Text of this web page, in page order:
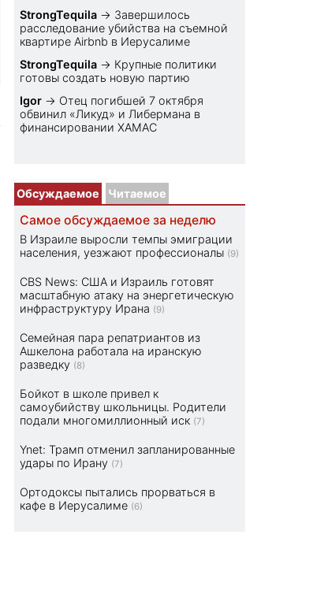
StrongTequila → Завершилось
расследование убийства на съемной
квартире Airbnb в Иерусалиме
StrongTequila → Крупные политики
готовы создать новую партию
Igor → Отец погибшей 7 октября
обвинил «Ликуд» и Либермана в
финансировании ХАМАС
Обсуждаемое Читаемое
Самое обсуждаемое за неделю
В Израиле выросли темпы эмиграции
населения, уезжают профессионалы (9)
CBS News: США и Израиль готовят
масштабную атаку на энергетическую
инфраструктуру Ирана (9)
Семейная пара репатриантов из
Ашкелона работала на иранскую
разведку (8)
Бойкот в школе привел к
самоубийству школьницы. Родители
подали многомиллионный иск (7)
Ynet: Трамп отменил запланированные
удары по Ирану (7)
Ортодоксы пытались прорваться в
кафе в Иерусалиме (6)